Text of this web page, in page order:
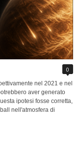
0
nel 2021 e nel
aver generato
ipotesi fosse corretta,
nell'atmosfera di